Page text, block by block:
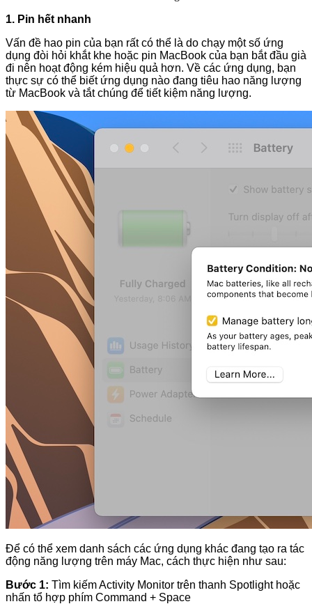
1. Pin hết nhanh
Vấn đề hao pin của bạn rất có thể là do chạy một số ứng
dụng đòi hỏi khắt khe hoặc pin MacBook của bạn bắt đầu già
đi nên hoạt động kém hiệu quả hơn. Về các ứng dụng, bạn
thực sự có thể biết ứng dụng nào đang tiêu hao năng lượng
từ MacBook và tắt chúng để tiết kiệm năng lượng.
Để có thể xem danh sách các ứng dụng khác đang tạo ra tác
động năng lượng trên máy Mac, cách thực hiện như sau:
Bước 1: Tìm kiếm Activity Monitor trên thanh Spotlight hoặc
nhấn tổ hợp phím Command + Space